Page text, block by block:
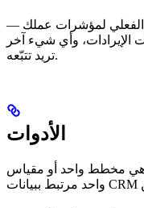
الفعلي لمؤشرات عملك —
الإيرادات، وأي شيء آخر
تريد تتبّعه.
الأدوات
هي مخطط واحد أو مقياس